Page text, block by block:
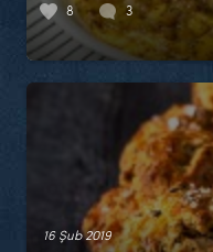
8 3
16 Şub 2019